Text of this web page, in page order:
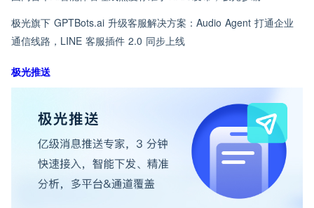
极光旗下 GPTBots.ai 升级客服解决方案：Audio Agent 打通企业
通信线路，LINE 客服插件 2.0 同步上线
极光推送